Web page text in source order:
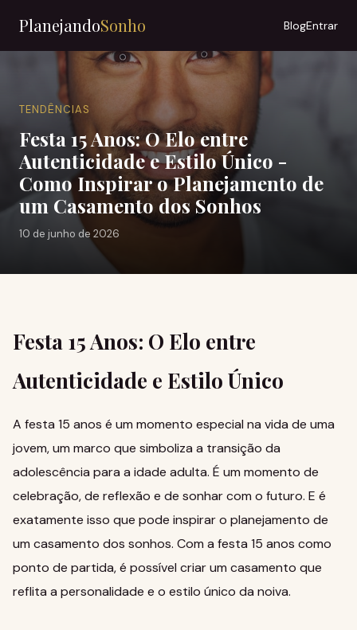
PlanejandoSonho BlogEntrar
TENDÊNCIAS
Festa 15 Anos: O Elo entre
Autenticidade e Estilo Único -
Como Inspirar o Planejamento de
um Casamento dos Sonhos
10 de junho de 2026
Festa 15 Anos: O Elo entre
Autenticidade e Estilo Único
A festa 15 anos é um momento especial na vida de uma
jovem, um marco que simboliza a transição da
adolescência para a idade adulta. É um momento de
celebração, de reflexão e de sonhar com o futuro. E é
exatamente isso que pode inspirar o planejamento de
um casamento dos sonhos. Com a festa 15 anos como
ponto de partida, é possível criar um casamento que
reflita a personalidade e o estilo único da noiva.